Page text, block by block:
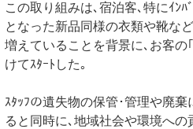
この取り組みは､宿泊客､特にｲﾝ
となった新品同様の衣類や靴な
増えていることを背景に､お客の
けてｽﾀｰﾄした｡
ｽﾀｯﾌの遺失物の保管･管理や廃
ると同時に､地域社会や環境へ